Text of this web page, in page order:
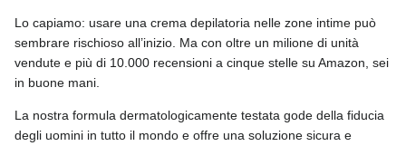
Lo capiamo: usare una crema depilatoria nelle zone intime può
sembrare rischioso all’inizio. Ma con oltre un milione di unità
vendute e più di 10.000 recensioni a cinque stelle su Amazon, sei
in buone mani.
La nostra formula dermatologicamente testata gode della fiducia
degli uomini in tutto il mondo e offre una soluzione sicura e